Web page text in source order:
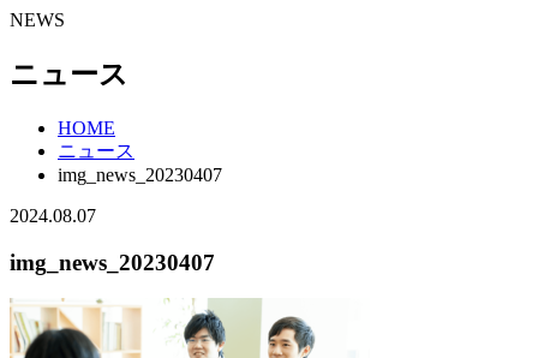
NEWS
ニュース
HOME
ニュース
img_news_20230407
2024.08.07
img_news_20230407